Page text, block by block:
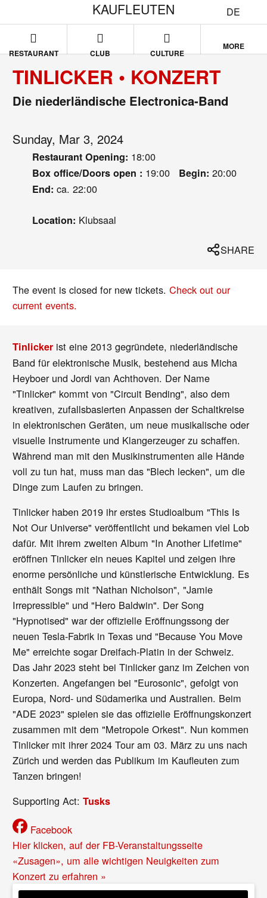
DE
KAUFLEUTEN
RESTAURANT CLUB CULTURE
MORE
TINLICKER • KONZERT
Die niederländische Electronica-Band
Sunday, Mar 3, 2024
Restaurant Opening: 18:00
Box office/Doors open : 19:00 Begin: 20:00
End: ca. 22:00
Location: Klubsaal
SHARE
The event is closed for new tickets.Check out our
current events.
Tinlicker ist eine 2013 gegründete, niederländische
Band für elektronische Musik, bestehend aus Micha
Heyboer und Jordi van Achthoven. Der Name
"Tinlicker" kommt von "Circuit Bending", also dem
kreativen, zufallsbasierten Anpassen der Schaltkreise
in elektronischen Geräten, um neue musikalische oder
visuelle Instrumente und Klangerzeuger zu schaffen.
Während man mit den Musikinstrumenten alle Hände
voll zu tun hat, muss man das "Blech lecken", um die
Dinge zum Laufen zu bringen.
Tinlicker haben 2019 ihr erstes Studioalbum "This Is
Not Our Universe" veröffentlicht und bekamen viel Lob
dafür. Mit ihrem zweiten Album "In Another Lifetime"
eröffnen Tinlicker ein neues Kapitel und zeigen ihre
enorme persönliche und künstlerische Entwicklung. Es
enthält Songs mit "Nathan Nicholson", "Jamie
Irrepressible" und "Hero Baldwin". Der Song
"Hypnotised" war der offizielle Eröffnungssong der
neuen Tesla-Fabrik in Texas und "Because You Move
Me" erreichte sogar Dreifach-Platin in der Schweiz.
Das Jahr 2023 steht bei Tinlicker ganz im Zeichen von
Konzerten. Angefangen bei "Eurosonic", gefolgt von
Europa, Nord- und Südamerika und Australien. Beim
"ADE 2023" spielen sie das offizielle Eröffnungskonzert
zusammen mit dem "Metropole Orkest". Nun kommen
Tinlicker mit ihrer 2024 Tour am 03. März zu uns nach
Zürich und werden das Publikum im Kaufleuten zum
Tanzen bringen!
Supporting Act:Tusks
Facebook
Hier klicken, auf der FB-Veranstaltungsseite
«Zusagen», um alle wichtigen Neuigkeiten zum
Konzert zu erfahren »